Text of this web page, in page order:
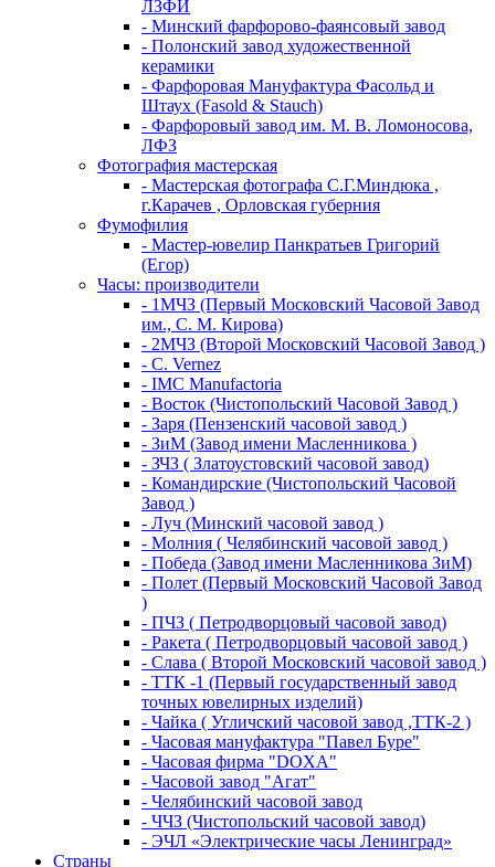
ЛЗФИ
- Минский фарфорово-фаянсовый завод
- Полонский завод художественной
керамики
- Фарфоровая Мануфактура Фасольд и
Штаух (Fasold & Stauch)
- Фарфоровый завод им. М. В. Ломоносова,
ЛФЗ
Фотография мастерская
- Мастерская фотографа С.Г.Миндюка ,
г.Карачев , Орловская губерния
Фумофилия
- Мастер-ювелир Панкратьев Григорий
(Егор)
Часы: производители
- 1МЧЗ (Первый Московский Часовой Завод
им., С. М. Кирова)
- 2МЧЗ (Второй Московский Часовой Завод )
- C. Vernez
- IMC Manufactoria
- Восток (Чистопольский Часовой Завод )
- Заря (Пензенский часовой завод )
- ЗиМ (Завод имени Масленникова )
- ЗЧЗ ( Златоустовский часовой завод)
- Командирские (Чистопольский Часовой
Завод )
- Луч (Минский часовой завод )
- Молния ( Челябинский часовой завод )
- Победа (Завод имени Масленникова ЗиМ)
- Полет (Первый Московский Часовой Завод
)
- ПЧЗ ( Петродворцовый часовой завод)
- Ракета ( Петродворцовый часовой завод )
- Слава ( Второй Московский часовой завод )
- ТТК -1 (Первый государственный завод
точных ювелирных изделий)
- Чайка ( Угличский часовой завод ,ТТК-2 )
- Часовая мануфактура "Павел Буре"
- Часовая фирма "DOXA"
- Часовой завод "Агат"
- Челябинский часовой завод
- ЧЧЗ (Чистопольский часовой завод)
- ЭЧЛ «Электрические часы Ленинград»
Страны